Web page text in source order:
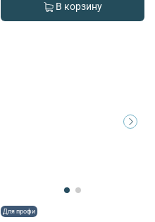
В корзину
Для профи